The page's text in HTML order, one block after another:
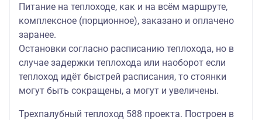
Питание на теплоходе, как и на всём маршруте,
комплексное (порционное), заказано и оплачено
заранее.
Остановки согласно расписанию теплохода, но в
случае задержки теплохода или наоборот если
теплоход идёт быстрей расписания, то стоянки
могут быть сокращены, а могут и увеличены.
Трехпалубный теплоход 588 проекта. Построен в